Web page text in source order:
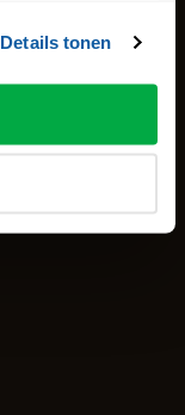
Details tonen